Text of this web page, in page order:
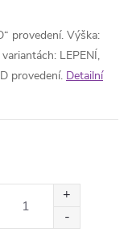
provedení. Výška:
LEPENÍ,
provedení. Detailní